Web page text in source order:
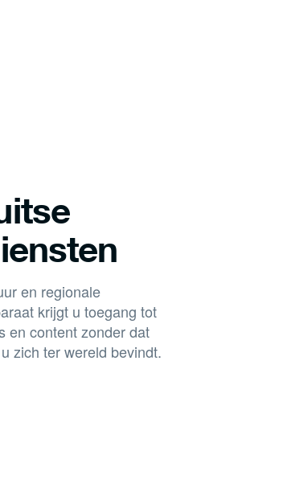
en regionale
krijgt u toegang tot
en content zonder dat
zich ter wereld bevindt.